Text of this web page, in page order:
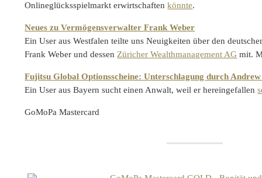
Onlineglücksspielmarkt erwirtschaftenkönnte.
Neues zu Vermögensverwalter Frank Weber
Ein User aus Westfalen teilte uns Neuigkeiten über den
Frank Weber und dessenZüricher Wealthmanagement AG mit.
Fujitsu Global Optionsscheine: Unterschlagung durch
Ein User aus Bayern sucht einen Anwalt, weil er hereingefallen
GoMoPa Mastercard